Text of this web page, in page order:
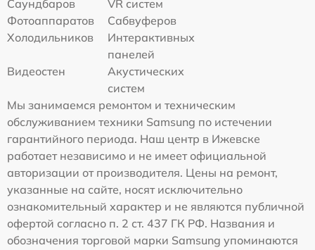
Саундбаров
VR систем
Фотоаппаратов
Сабвуферов
Холодильников
Интерактивных
панелей
Видеостен
Акустических
систем
Мы занимаемся ремонтом и техническим
обслуживанием техники Samsung по истечении
гарантийного периода. Наш центр в Ижевске
работает независимо и не имеет официальной
авторизации от производителя. Цены на ремонт,
указанные на сайте, носят исключительно
ознакомительный характер и не являются публичной
офертой согласно п. 2 ст. 437 ГК РФ. Названия и
обозначения торговой марки Samsung упоминаются